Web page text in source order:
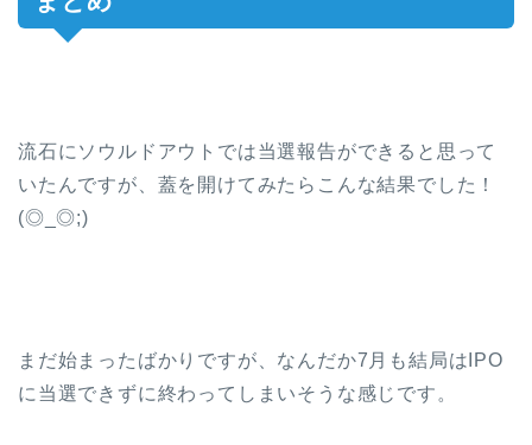
流石にソウルドアウトでは当選報告ができると思って
いたんですが、蓋を開けてみたらこんな結果でした！
(◎_◎;)
まだ始まったばかりですが、なんだか7月も結局はIPO
に当選できずに終わってしまいそうな感じです。